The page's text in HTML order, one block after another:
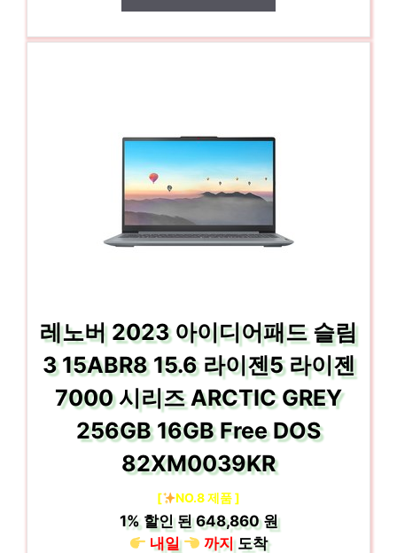
레노버 2023 아이디어패드 슬림
3 15ABR8 15.6 라이젠5 라이젠
7000 시리즈 ARCTIC GREY
256GB 16GB Free DOS
82XM0039KR
[ NO.8 제품 ]
1%할인 된648,860 원
내일
까지도착